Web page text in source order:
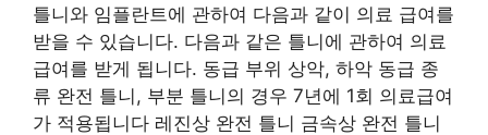
틀니와 임플란트에 관하여 다음과 같이 의료 급여를
받을 수 있습니다. 다음과 같은 틀니에 관하여 의료
급여를 받게 됩니다. 동급 부위 상악, 하악 동급 종
류 완전 틀니, 부분 틀니의 경우 7년에 1회 의료급여
가 적용됩니다 레진상 완전 틀니 금속상 완전 틀니